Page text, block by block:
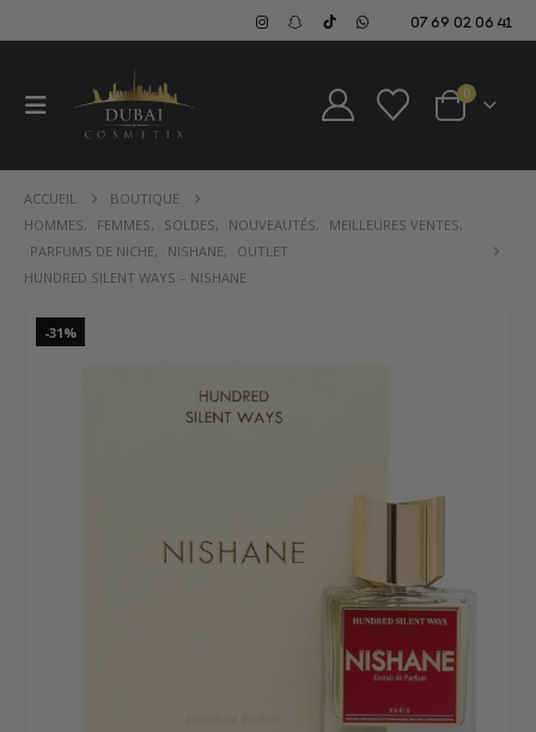
07 69 02 06 41
0
ACCUEIL
BOUTIQUE
HOMMES, FEMMES, SOLDES, NOUVEAUTÉS, MEILLEURES VENTES,
PARFUMS DE NICHE, NISHANE,
OUTLET
HUNDRED SILENT WAYS – NISHANE
-31%